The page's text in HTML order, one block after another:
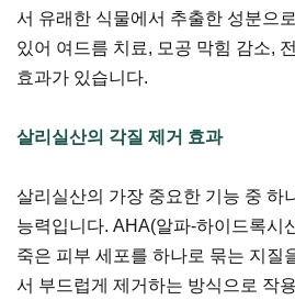
서 유래한 식물에서 추출한 성분으
있어 여드름 치료, 모공 막힘 감소,
효과가 있습니다.
살리실산의 각질 제거 효과
살리실산의 가장 중요한 기능 중 하
능력입니다. AHA(알파-하이드록시
죽은 피부 세포를 하나로 묶는 지질
서 부드럽게 제거하는 방식으로 작